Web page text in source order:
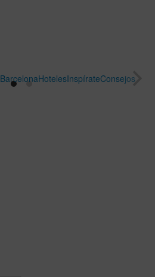
BarcelonaHotelesInspírateConsejos